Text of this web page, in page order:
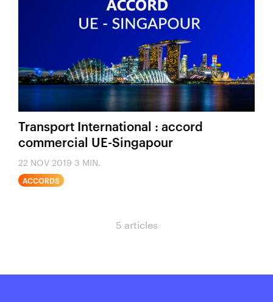
Transport International : accord
commercial UE-Singapour
22 NOV 2019 3 MIN.
ACCORDS
5 articles